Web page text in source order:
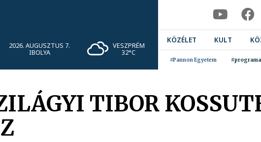
2026. AUGUSZTUS 7.
IBOLYA
VESZPRÉM
32°C
KÖZÉLET KULT
#Pannon Egyetem
TIBOR